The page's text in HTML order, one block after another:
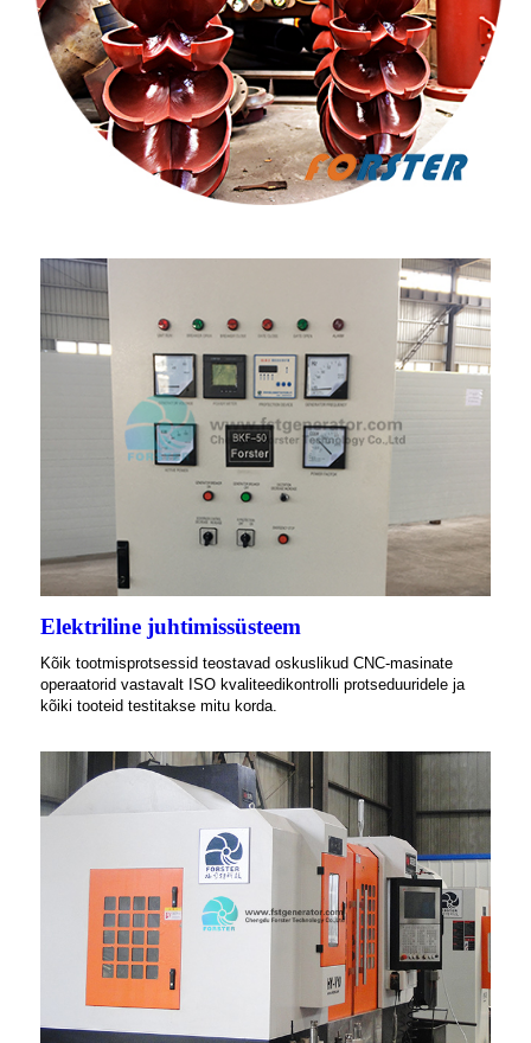
Elektriline juhtimissüsteem
Kõik tootmisprotsessid teostavad oskuslikud CNC-masinate
operaatorid vastavalt ISO kvaliteedikontrolli protseduuridele ja
kõiki tooteid testitakse mitu korda.